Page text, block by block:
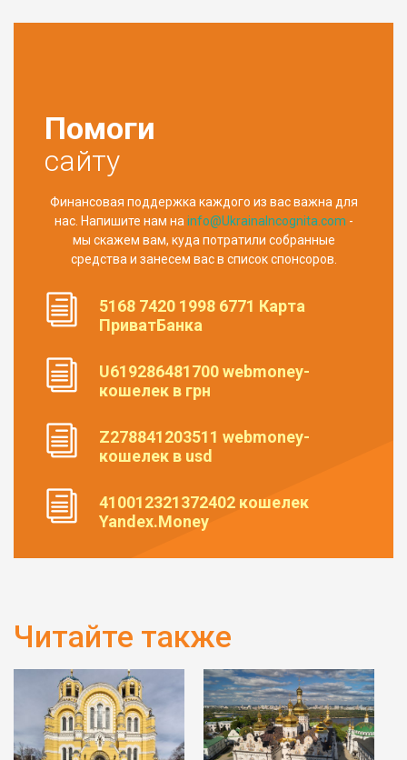
Помоги
сайту
Финансовая поддержка каждого из вас важна для
нас. Напишите нам наinfo@UkrainaIncognita.com -
мы скажем вам, куда потратили собранные
средства и занесем вас в список спонсоров.
5168 7420 1998 6771 Карта
ПриватБанка
U619286481700 webmoney-
кошелек в грн
Z278841203511 webmoney-
кошелек в usd
410012321372402 кошелек
Yandex.Money
Читайте также